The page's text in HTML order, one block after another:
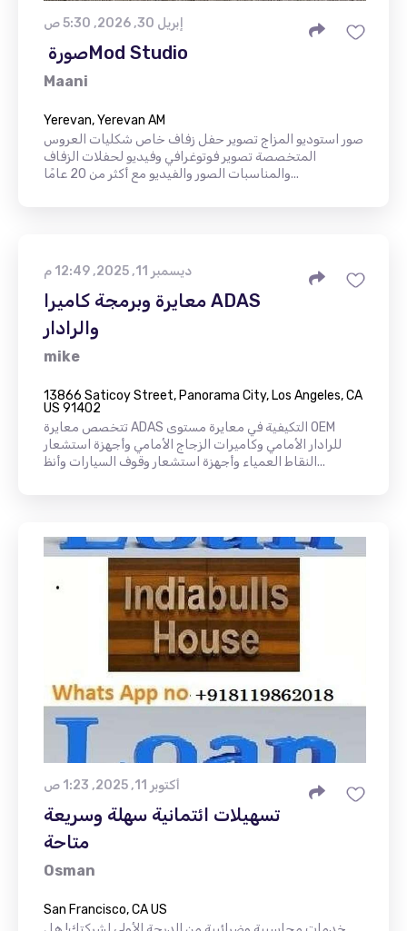
إبريل 30, 2026, 5:30 ص
Maani
Yerevan, Yerevan AM
صور استوديو المزاج تصوير حفل زفاف خاص شكليات العروس
المتخصصة تصوير فوتوغرافي وفيديو لحفلات الزفاف
والمناسبات الصور والفيديو مع أكثر من 20 عامًا...
ديسمبر 11, 2025, 12:49 م
معايرة وبرمجة كاميرا ADAS
والرادار
mike
13866 Saticoy Street, Panorama City, Los Angeles, CA
US 91402
تتخصص معايرة ADAS التكيفية في معايرة مستوى OEM
للرادار الأمامي وكاميرات الزجاج الأمامي وأجهزة استشعار
النقاط العمياء وأجهزة استشعار وقوف السيارات وأنظ...
أكتوبر 11, 2025, 1:23 ص
تسهيلات ائتمانية سهلة وسريعة
متاحة
Osman
San Francisco, CA US